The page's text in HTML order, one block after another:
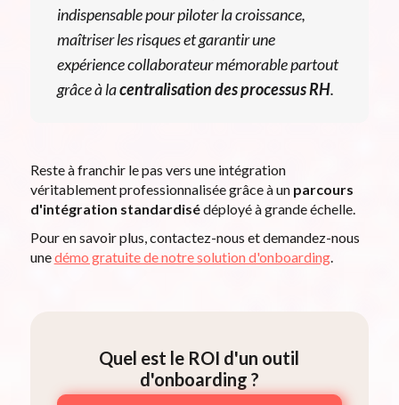
indispensable pour piloter la croissance,
maîtriser les risques et garantir une
expérience collaborateur mémorable partout
grâce à lacentralisation des processus RH.
Reste à franchir le pas vers une intégration
véritablement professionnalisée grâce à un parcours
d'intégration standardisédéployé à grande échelle.
Pour en savoir plus, contactez-nous et demandez-nous
unedémo gratuite de notre solution d'onboarding.
Quel est le ROI d'un outil
d'onboarding ?